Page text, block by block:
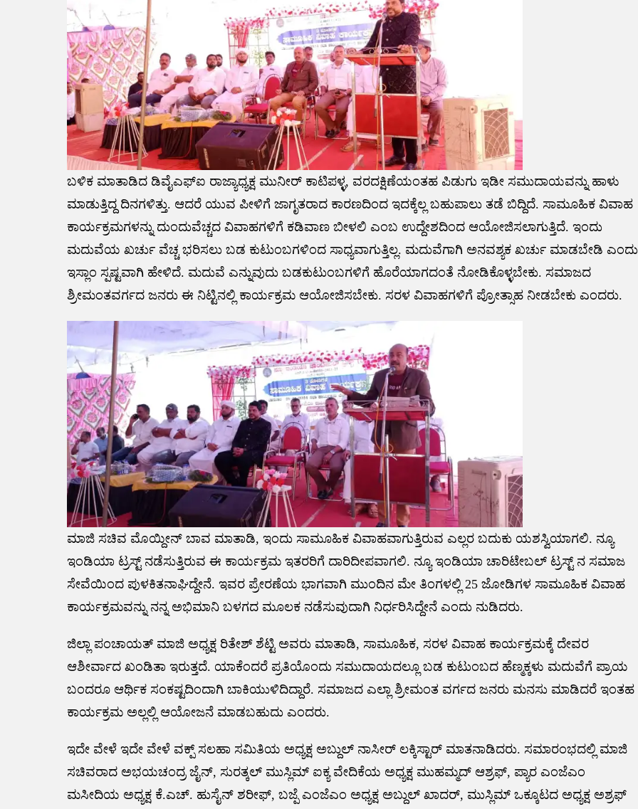
ಬಳಿಕ ಮಾತಾಡಿದ ಡಿವೈಎಫ್ಐ ರಾಜ್ಯಾಧ್ಯಕ್ಷ ಮುನೀರ್ ಕಾಟಿಪಳ್ಳ, ವರದಕ್ಷಿಣೆಯಂತಹ ಪಿಡುಗು ಇಡೀ ಸಮುದಾಯವನ್ನು ಹಾಳು
ಮಾಡುತ್ತಿದ್ದ ದಿನಗಳಿತ್ತು. ಆದರೆ ಯುವ ಪೀಳಿಗೆ ಜಾಗೃತರಾದ ಕಾರಣದಿಂದ ಇದಕ್ಕೆಲ್ಲ ಬಹುಪಾಲು ತಡೆ ಬಿದ್ದಿದೆ. ಸಾಮೂಹಿಕ ವಿವಾಹ
ಕಾರ್ಯಕ್ರಮಗಳನ್ನು ದುಂದುವೆಚ್ಚದ ವಿವಾಹಗಳಿಗೆ ಕಡಿವಾಣ ಬೀಳಲಿ ಎಂಬ ಉದ್ದೇಶದಿಂದ ಆಯೋಜಿಸಲಾಗುತ್ತಿದೆ. ಇಂದು
ಮದುವೆಯ ಖರ್ಚು ವೆಚ್ಚ ಭರಿಸಲು ಬಡ ಕುಟುಂಬಗಳಿಂದ ಸಾಧ್ಯವಾಗುತ್ತಿಲ್ಲ. ಮದುವೆಗಾಗಿ ಅನವಶ್ಯಕ ಖರ್ಚು ಮಾಡಬೇಡಿ ಎಂದು
ಇಸ್ಲಾಂ ಸ್ಪಷ್ಟವಾಗಿ ಹೇಳಿದೆ. ಮದುವೆ ಎನ್ನುವುದು ಬಡಕುಟುಂಬಗಳಿಗೆ ಹೊರೆಯಾಗದಂತೆ ನೋಡಿಕೊಳ್ಳಬೇಕು. ಸಮಾಜದ
ಶ್ರೀಮಂತವರ್ಗದ ಜನರು ಈ ನಿಟ್ಟಿನಲ್ಲಿ ಕಾರ್ಯಕ್ರಮ ಆಯೋಜಿಸಬೇಕು. ಸರಳ ವಿವಾಹಗಳಿಗೆ ಪ್ರೋತ್ಸಾಹ ನೀಡಬೇಕು ಎಂದರು.
ಮಾಜಿ ಸಚಿವ ಮೊಯ್ದೀನ್‌ ಬಾವ ಮಾತಾಡಿ, ಇಂದು ಸಾಮೂಹಿಕ ವಿವಾಹವಾಗುತ್ತಿರುವ ಎಲ್ಲರ ಬದುಕು ಯಶಸ್ವಿಯಾಗಲಿ. ನ್ಯೂ
ಇಂಡಿಯಾ ಟ್ರಸ್ಟ್ ನಡೆಸುತ್ತಿರುವ ಈ ಕಾರ್ಯಕ್ರಮ ಇತರರಿಗೆ ದಾರಿದೀಪವಾಗಲಿ. ನ್ಯೂ ಇಂಡಿಯಾ ಚಾರಿಟೇಬಲ್ ಟ್ರಸ್ಟ್ ನ ಸಮಾಜ
ಸೇವೆಯಿಂದ ಪುಳಕಿತನಾಘಿದ್ದೇನೆ. ಇವರ ಪ್ರೇರಣೆಯ ಭಾಗವಾಗಿ ಮುಂದಿನ ಮೇ ತಿಂಗಳಲ್ಲಿ 25 ಜೋಡಿಗಳ ಸಾಮೂಹಿಕ ವಿವಾಹ
ಕಾರ್ಯಕ್ರಮವನ್ನು ನನ್ನ ಅಭಿಮಾನಿ ಬಳಗದ ಮೂಲಕ ನಡೆಸುವುದಾಗಿ ನಿರ್ಧರಿಸಿದ್ದೇನೆ ಎಂದು ನುಡಿದರು.
ಜಿಲ್ಲಾ ಪಂಚಾಯತ್ ಮಾಜಿ ಅಧ್ಯಕ್ಷ ರಿತೇಶ್ ಶೆಟ್ಟಿ ಅವರು ಮಾತಾಡಿ, ಸಾಮೂಹಿಕ, ಸರಳ ವಿವಾಹ ಕಾರ್ಯಕ್ರಮಕ್ಕೆ ದೇವರ
ಆಶೀರ್ವಾದ ಖಂಡಿತಾ ಇರುತ್ತದೆ. ಯಾಕೆಂದರೆ ಪ್ರತಿಯೊಂದು ಸಮುದಾಯದಲ್ಲೂ ಬಡ ಕುಟುಂಬದ ಹೆಣ್ಮಕ್ಕಳು ಮದುವೆಗೆ ಪ್ರಾಯ
ಬಂದರೂ ಆರ್ಥಿಕ ಸಂಕಷ್ಟದಿಂದಾಗಿ ಬಾಕಿಯುಳಿದಿದ್ದಾರೆ. ಸಮಾಜದ ಎಲ್ಲಾ ಶ್ರೀಮಂತ ವರ್ಗದ ಜನರು ಮನಸು ಮಾಡಿದರೆ ಇಂತಹ
ಕಾರ್ಯಕ್ರಮ ಅಲ್ಲಲ್ಲಿ ಆಯೋಜನೆ ಮಾಡಬಹುದು ಎಂದರು.
ಇದೇ ವೇಳೆ ಇದೇ ವೇಳೆ ವಕ್ಪ್ ಸಲಹಾ ಸಮಿತಿಯ ಅಧ್ಯಕ್ಷ ಅಬ್ದುಲ್ ನಾಸೀರ್ ಲಕ್ಕಿಸ್ಟಾರ್ ಮಾತನಾಡಿದರು. ಸಮಾರಂಭದಲ್ಲಿ ಮಾಜಿ
ಸಚಿವರಾದ ಅಭಯಚಂದ್ರ ಜೈನ್, ಸುರತ್ಕಲ್ ಮುಸ್ಲಿಮ್ ಐಕ್ಯ ವೇದಿಕೆಯ ಅಧ್ಯಕ್ಷ ಮುಹಮ್ಮದ್ ಆಶ್ರಫ್, ಪ್ಯಾರ ಎಂಜೆಎಂ
ಮಸೀದಿಯ ಅಧ್ಯಕ್ಷ ಕೆ.ಎಚ್. ಹುಸೈನ್ ಶರೀಫ್, ಬಜ್ಪೆ ಎಂಜೆಎಂ ಅಧ್ಯಕ್ಷ ಅಬ್ದುಲ್ ಖಾದರ್, ಮುಸ್ಲಿಮ್ ಒಕ್ಕೂಟದ ಅಧ್ಯಕ್ಷ ಅಶ್ರಫ್